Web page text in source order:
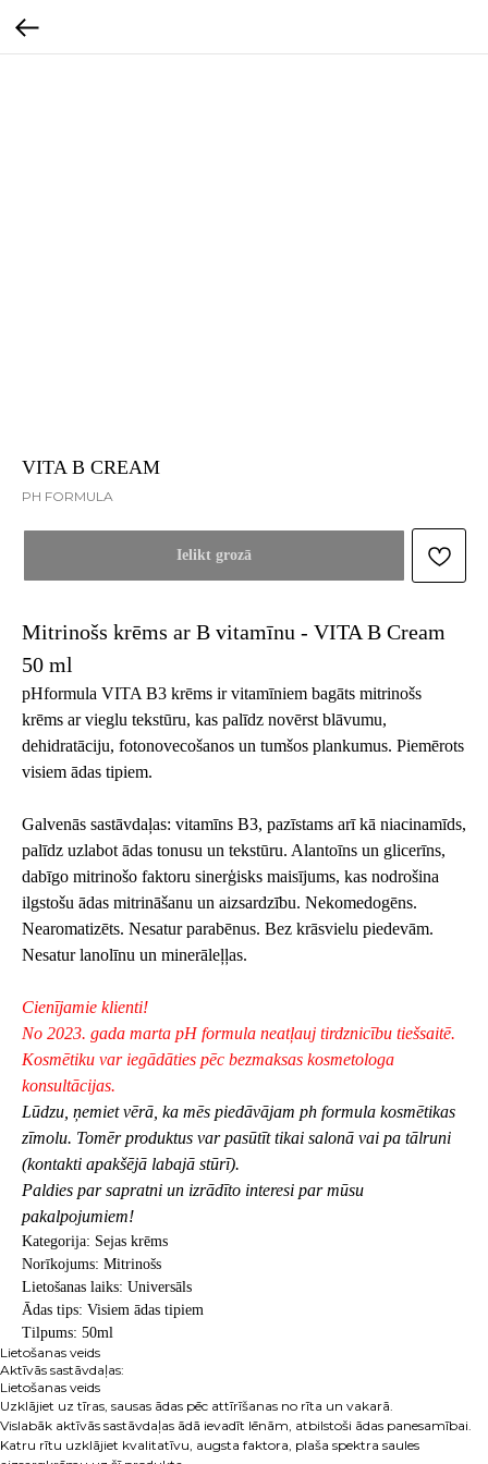
VITA B CREAM
PH FORMULA
Ielikt grozā
Mitrinošs krēms ar B vitamīnu - VITA B Cream
50 ml
pHformula VITA B3 krēms ir vitamīniem bagāts mitrinošs
krēms ar vieglu tekstūru, kas palīdz novērst blāvumu,
dehidratāciju, fotonovecošanos un tumšos plankumus. Piemērots
visiem ādas tipiem.
Galvenās sastāvdaļas: vitamīns B3, pazīstams arī kā niacinamīds,
palīdz uzlabot ādas tonusu un tekstūru. Alantoīns un glicerīns,
dabīgo mitrinošo faktoru sinerģisks maisījums, kas nodrošina
ilgstošu ādas mitrināšanu un aizsardzību. Nekomedogēns.
Nearomatizēts. Nesatur parabēnus. Bez krāsvielu piedevām.
Nesatur lanolīnu un minerāleļļas.
Cienījamie klienti!
No 2023. gada marta pH formula neatļauj tirdznicību tiešsaitē.
Kosmētiku var iegādāties pēc bezmaksas kosmetologa
konsultācijas.
Lūdzu, ņemiet vērā, ka mēs piedāvājam ph formula kosmētikas
zīmolu. Tomēr produktus var pasūtīt tikai salonā vai pa tālruni
(kontakti apakšējā labajā stūrī).
Paldies par sapratni un izrādīto interesi par mūsu
pakalpojumiem!
Kategorija: Sejas krēms
Norīkojums: Mitrinošs
Lietošanas laiks: Universāls
Ādas tips: Visiem ādas tipiem
Tilpums: 50ml
Lietošanas veids
Aktīvās sastāvdaļas:
Lietošanas veids
Uzklājiet uz tīras, sausas ādas pēc attīrīšanas no rīta un vakarā.
Vislabāk aktīvās sastāvdaļas ādā ievadīt lēnām, atbilstoši ādas panesamībai.
Katru rītu uzklājiet kvalitatīvu, augsta faktora, plaša spektra saules